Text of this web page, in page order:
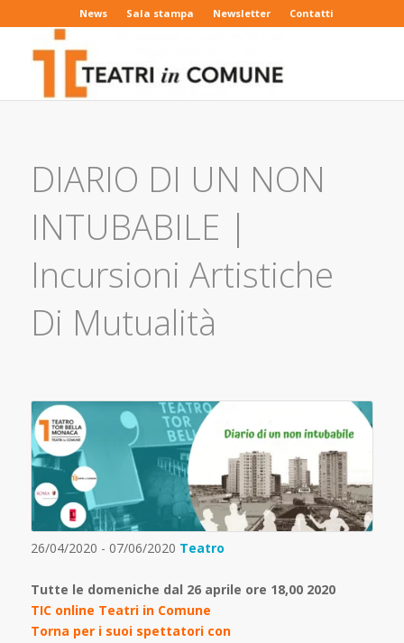
News Sala stampa Newsletter Contatti
DIARIO DI UN NON
INTUBABILE |
Incursioni Artistiche
Di Mutualità
26/04/2020 - 07/06/2020 Teatro
Tutte le domeniche dal 26 aprile ore 18,00 2020
TIC online Teatri in Comune
Torna per i suoi spettatori con